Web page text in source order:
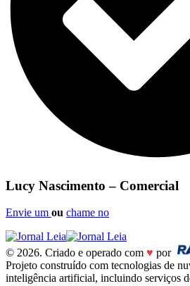
Lucy Nascimento – Comercial
Envie um ou chame no
© 2026. Criado e operado com ♥ por
Projeto construído com tecnologias de
inteligência artificial, incluindo serviços